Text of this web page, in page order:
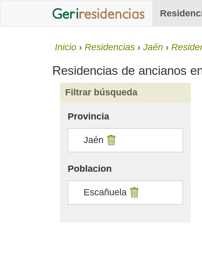
Inicio Residencias Jaén
Residencias de ancianos
Filtrar búsqueda
Provincia
Jaén
Poblacion
Escañuela